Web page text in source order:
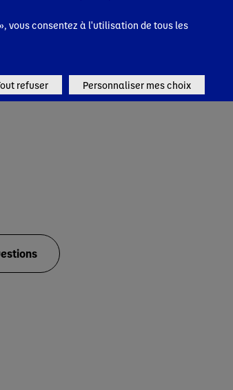
vous consentez à l'utilisation de tous les
refuser Personnaliser mes choix